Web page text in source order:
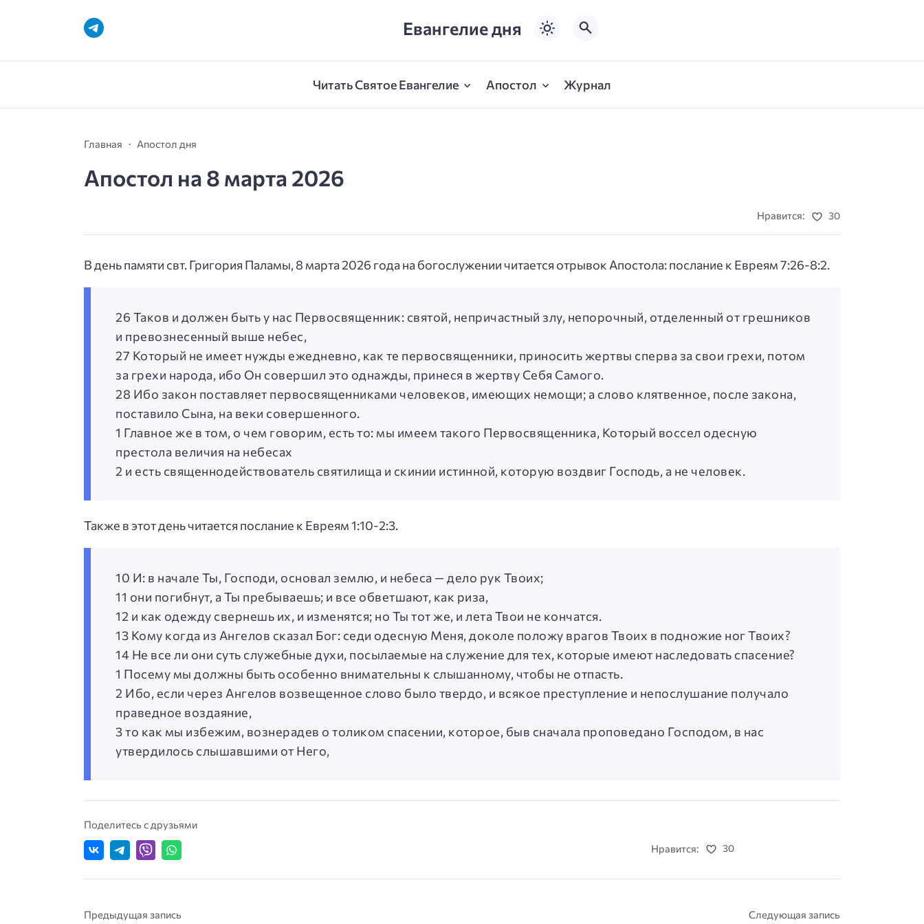
Евангелие дня
Читать Святое Евангелие Апостол Журнал
Главная Апостол дня
Апостол на 8 марта 2026
Нравится: 30
В день памяти свт. Григория Паламы, 8 марта 2026 года на богослужении читается отрывок Апостола: послание к Евреям 7:26-8:2.
26 Таков и должен быть у нас Первосвященник: святой, непричастный злу, непорочный, отделенный от грешников
и превознесенный выше небес,
27 Который не имеет нужды ежедневно, как те первосвященники, приносить жертвы сперва за свои грехи, потом
за грехи народа, ибо Он совершил это однажды, принеся в жертву Себя Самого.
28 Ибо закон поставляет первосвященниками человеков, имеющих немощи; а слово клятвенное, после закона,
поставило Сына, на веки совершенного.
1 Главное же в том, о чем говорим, есть то: мы имеем такого Первосвященника, Который воссел одесную
престола величия на небесах
2 и есть священнодействователь святилища и скинии истинной, которую воздвиг Господь, а не человек.
Также в этот день читается послание к Евреям 1:10-2:3.
10 И: в начале Ты, Господи, основал землю, и небеса — дело рук Твоих;
11 они погибнут, а Ты пребываешь; и все обветшают, как риза,
12 и как одежду свернешь их, и изменятся; но Ты тот же, и лета Твои не кончатся.
13 Кому когда из Ангелов сказал Бог: седи одесную Меня, доколе положу врагов Твоих в подножие ног Твоих?
14 Не все ли они суть служебные духи, посылаемые на служение для тех, которые имеют наследовать спасение?
1 Посему мы должны быть особенно внимательны к слышанному, чтобы не отпасть.
2 Ибо, если через Ангелов возвещенное слово было твердо, и всякое преступление и непослушание получало
праведное воздаяние,
3 то как мы избежим, вознерадев о толиком спасении, которое, быв сначала проповедано Господом, в нас
утвердилось слышавшими от Него,
Поделитесь с друзьями
Нравится:
30
Предыдущая запись Следующая запись